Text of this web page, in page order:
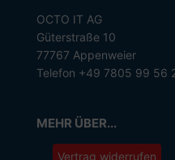
OCTO IT AG
Güterstraße 10
77767 Appenweier
Telefon +49 7805 99 56
MEHR ÜBER...
Vertrag widerrufen